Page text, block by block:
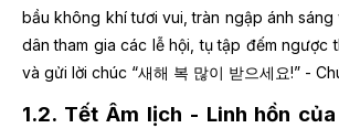
bầu không khí tươi vui, tràn ngập ánh sáng
dân tham gia các lễ hội, tụ tập đếm ngược
và gửi lời chúc “새해 복 많이 받으세요!” -
1.2. Tết Âm lịch - Linh hồn